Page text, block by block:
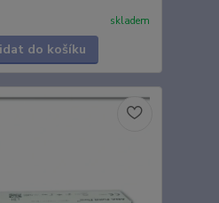
skladem
do košíku